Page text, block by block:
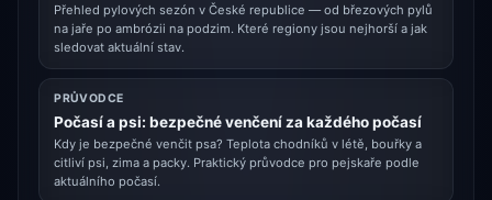
Přehled pylových sezón v České republice — od březových pylů
na jaře po ambrózii na podzim. Které regiony jsou nejhorší a jak
sledovat aktuální stav.
PRŮVODCE
Počasí a psi: bezpečné venčení za každého počasí
Kdy je bezpečné venčit psa? Teplota chodníků v létě, bouřky a
citliví psi, zima a packy. Praktický průvodce pro pejskaře podle
aktuálního počasí.